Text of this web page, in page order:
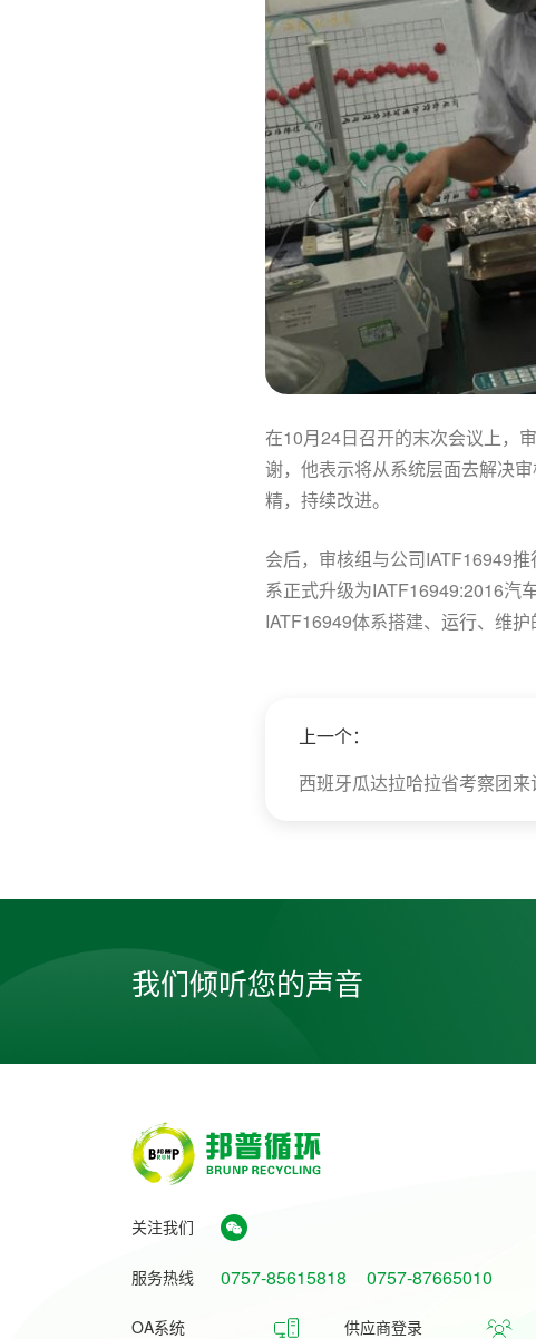
在10月24日召开的末次会议上，
谢，他表示将从系统层面去解决
精，持续改进。
会后，审核组与公司IATF16949
系正式升级为IATF16949:2016汽
IATF16949体系搭建、运行、维
上一个：
西班牙瓜达拉哈拉省考察团
我们倾听您的声音
关注我们
服务热线 0757-85615818 0757-87665010
OA系统 供应商登录